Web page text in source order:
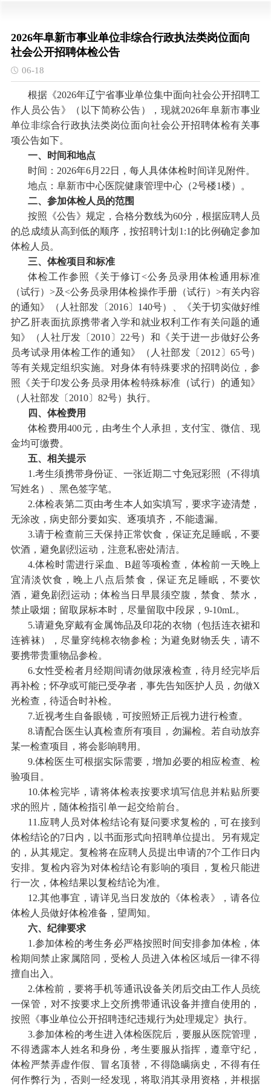
2026年阜新市事业单位非综合行政执法类岗位面向
社会公开招聘体检公告
06-18
根据《2026年辽宁省事业单位集中面向社会公开招聘工
作人员公告》（以下简称公告），现就2026年阜新市事业
单位非综合行政执法类岗位面向社会公开招聘体检有关事
项公告如下。
一、时间和地点
时间： 2026年6月22日，每人具体体检时间详见附件。
地点：阜新市中心医院健康管理中心（2号楼1楼）。
二、参加体检人员的范围
按照《公告》规定，合格分数线为60分，根据应聘人员
的总成绩从高到低的顺序，按招聘计划1:1的比例确定参加
体检人员。
三、体检项目和标准
体检工作参照《关于修订<公务员录用体检通用标准
（试行）>及<公务员录用体检操作手册（试行）>有关内容
的通知》（人社部发〔2016〕140号）、《关于切实做好维
护乙肝表面抗原携带者入学和就业权利工作有关问题的通
知》（人社厅发〔2010〕22号）和《关于进一步做好公务
员考试录用体检工作的通知》（人社部发〔2012〕65号）
等有关规定组织实施。对身体有特殊要求的招聘岗位，参
照《关于印发公务员录用体检特殊标准（试行）的通知》
（人社部发〔2010〕82号）执行。
四、体检费用
体检费用400元，由考生个人承担，支付宝、微信、现
金均可缴费。
五、相关提示
1.考生须携带身份证、一张近期二寸免冠彩照（不得填
写姓名）、黑色签字笔。
2.体检表第二页由考生本人如实填写，要求字迹清楚，
无涂改，病史部分要如实、逐项填齐，不能遗漏。
3.请于检查前三天保持正常饮食，保证充足睡眠，不要
饮酒，避免剧烈运动，注意私密处清洁。
4.体检时需进行采血、B超等项检查，体检前一天晚上
宜清淡饮食，晚上八点后禁食，保证充足睡眠，不要饮
酒，避免剧烈运动；体检当日早晨须空腹，禁食、禁水，
禁止吸烟；留取尿标本时，尽量留取中段尿，9-10mL。
5.请避免穿戴有金属饰品及印花的衣物（包括连衣裙和
连裤袜），尽量穿纯棉衣物参检；为避免财物丢失，请不
要携带贵重物品参检。
6.女性受检者月经期间请勿做尿液检查，待月经完毕后
再补检；怀孕或可能已受孕者，事先告知医护人员，勿做X
光检查，待适合时补检。
7.近视考生自备眼镜，可按照矫正后视力进行检查。
8.请配合医生认真检查所有项目，勿漏检。若自动放弃
某一检查项目，将会影响聘用。
9.体检医生可根据实际需要，增加必要的相应检查、检
验项目。
10.体检完毕，请将体检表按要求填写信息并粘贴所要
求的照片，随体检指引单一起交给前台。
11.应聘人员对体检结论有疑问要求复检的，可在接到
体检结论的7日内，以书面形式向招聘单位提出。另有规定
的，从其规定。复检将在应聘人员提出申请的7个工作日内
安排。复检内容为对体检结论有影响的项目，复检只能进
行一次，体检结果以复检结论为准。
12.其他事宜，请详见当日发放的《体检表》，请各位
体检人员做好体检准备，望周知。
六、纪律要求
1.参加体检的考生务必严格按照时间安排参加体检，体
检期间禁止家属陪同，受检人员进入体检区域后一律不得
擅自出入。
2.体检前，要将手机等通讯设备关闭后交由工作人员统
一保管，对不按要求上交所携带通讯设备并擅自使用的，
按照《事业单位公开招聘违纪违规行为处理规定》执行。
3.参加体检的考生进入体检医院后，要服从医院管理，
不得透露本人姓名和身份，考生要服从指挥，遵章守纪，
体检严禁弄虚作假、冒名顶替，不得隐瞒病史，不得有任
何作弊行为，否则一经发现，将取消其录用资格，并根据